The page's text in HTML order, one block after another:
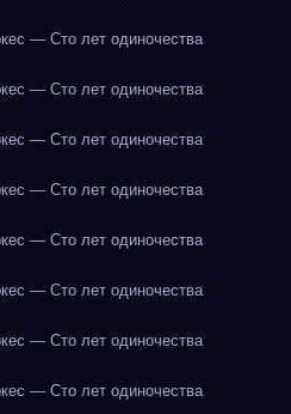
— Сто лет одиночества
— Сто лет одиночества
— Сто лет одиночества
— Сто лет одиночества
— Сто лет одиночества
— Сто лет одиночества
— Сто лет одиночества
— Сто лет одиночества